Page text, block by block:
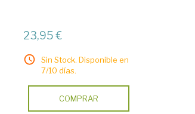
23,95 €
Sin Stock. Disponible en
7/10 días.
COMPRAR